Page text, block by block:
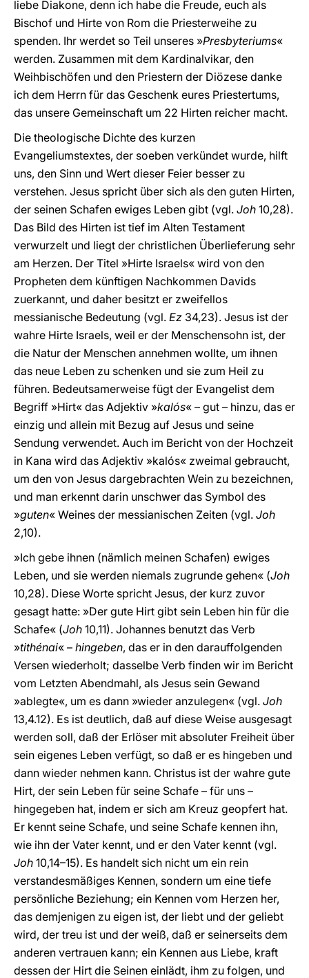
liebe Diakone, denn ich habe die Freude, euch als
Bischof und Hirte von Rom die Priesterweihe zu
spenden. Ihr werdet so Teil unseres »Presbyteriums«
werden. Zusammen mit dem Kardinalvikar, den
Weihbischöfen und den Priestern der Diözese danke
ich dem Herrn für das Geschenk eures Priestertums,
das unsere Gemeinschaft um 22 Hirten reicher macht.
Die theologische Dichte des kurzen
Evangeliumstextes, der soeben verkündet wurde, hilft
uns, den Sinn und Wert dieser Feier besser zu
verstehen. Jesus spricht über sich als den guten Hirten,
der seinen Schafen ewiges Leben gibt (vgl. Joh 10,28).
Das Bild des Hirten ist tief im Alten Testament
verwurzelt und liegt der christlichen Überlieferung sehr
am Herzen. Der Titel »Hirte Israels« wird von den
Propheten dem künftigen Nachkommen Davids
zuerkannt, und daher besitzt er zweifellos
messianische Bedeutung (vgl. Ez 34,23). Jesus ist der
wahre Hirte Israels, weil er der Menschensohn ist, der
die Natur der Menschen annehmen wollte, um ihnen
das neue Leben zu schenken und sie zum Heil zu
führen. Bedeutsamerweise fügt der Evangelist dem
Begriff »Hirt« das Adjektiv »kalós« – gut – hinzu, das er
einzig und allein mit Bezug auf Jesus und seine
Sendung verwendet. Auch im Bericht von der Hochzeit
in Kana wird das Adjektiv »kalós« zweimal gebraucht,
um den von Jesus dargebrachten Wein zu bezeichnen,
und man erkennt darin unschwer das Symbol des
»guten« Weines der messianischen Zeiten (vgl. Joh
2,10).
»Ich gebe ihnen (nämlich meinen Schafen) ewiges
Leben, und sie werden niemals zugrunde gehen« (Joh
10,28). Diese Worte spricht Jesus, der kurz zuvor
gesagt hatte: »Der gute Hirt gibt sein Leben hin für die
Schafe« (Joh 10,11). Johannes benutzt das Verb
»tithénai« – hingeben, das er in den darauffolgenden
Versen wiederholt; dasselbe Verb finden wir im Bericht
vom Letzten Abendmahl, als Jesus sein Gewand
»ablegte«, um es dann »wieder anzulegen« (vgl. Joh
13,4.12). Es ist deutlich, daß auf diese Weise ausgesagt
werden soll, daß der Erlöser mit absoluter Freiheit über
sein eigenes Leben verfügt, so daß er es hingeben und
dann wieder nehmen kann. Christus ist der wahre gute
Hirt, der sein Leben für seine Schafe – für uns –
hingegeben hat, indem er sich am Kreuz geopfert hat.
Er kennt seine Schafe, und seine Schafe kennen ihn,
wie ihn der Vater kennt, und er den Vater kennt (vgl.
Joh 10,14–15). Es handelt sich nicht um ein rein
verstandesmäßiges Kennen, sondern um eine tiefe
persönliche Beziehung; ein Kennen vom Herzen her,
das demjenigen zu eigen ist, der liebt und der geliebt
wird, der treu ist und der weiß, daß er seinerseits dem
anderen vertrauen kann; ein Kennen aus Liebe, kraft
dessen der Hirt die Seinen einlädt, ihm zu folgen, und